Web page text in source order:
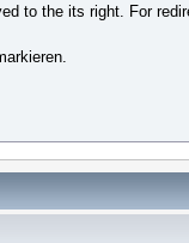
to the its right. For